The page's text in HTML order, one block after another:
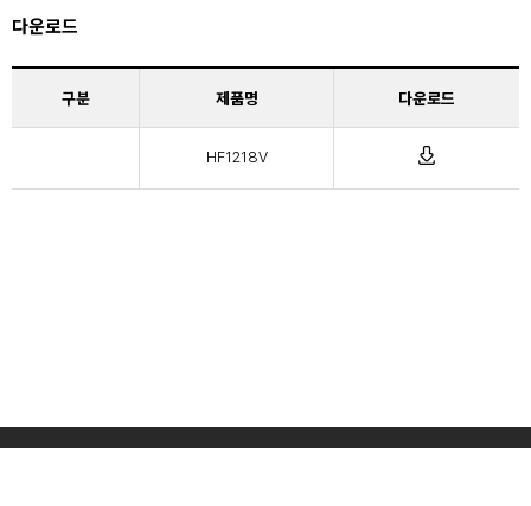
다운로드
구분 제품명 다운로드
HF1218V